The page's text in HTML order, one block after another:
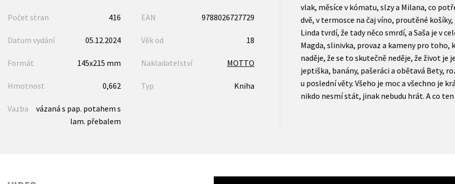
Počet stran 416 EAN 9788026727729
Datum vydání 05.12.2024 Věk od 18
Formát 145x215 mm Nakladatelství MOTTO
Hmotnost 0,662 Typ Kniha
Vazba
vázaná s pap. potahem s
lam. přebalem
vlak, měsíce v kómatu, slzy a Milana, co
dvě, v termosce na čaj víno, proutěné
Linda tvrdí, že tady něco smrdí, a Saša je v
Magda, slinivka, provaz a kameny pro toho,
naděje, že se to skutečně neděje, že život je
jeptiška, banány, pašeráci a obětavá Bety,
u poslední věty. Všeho je moc a všechno je
nikdo nesmí stát, jinak nebudu hrát. A co